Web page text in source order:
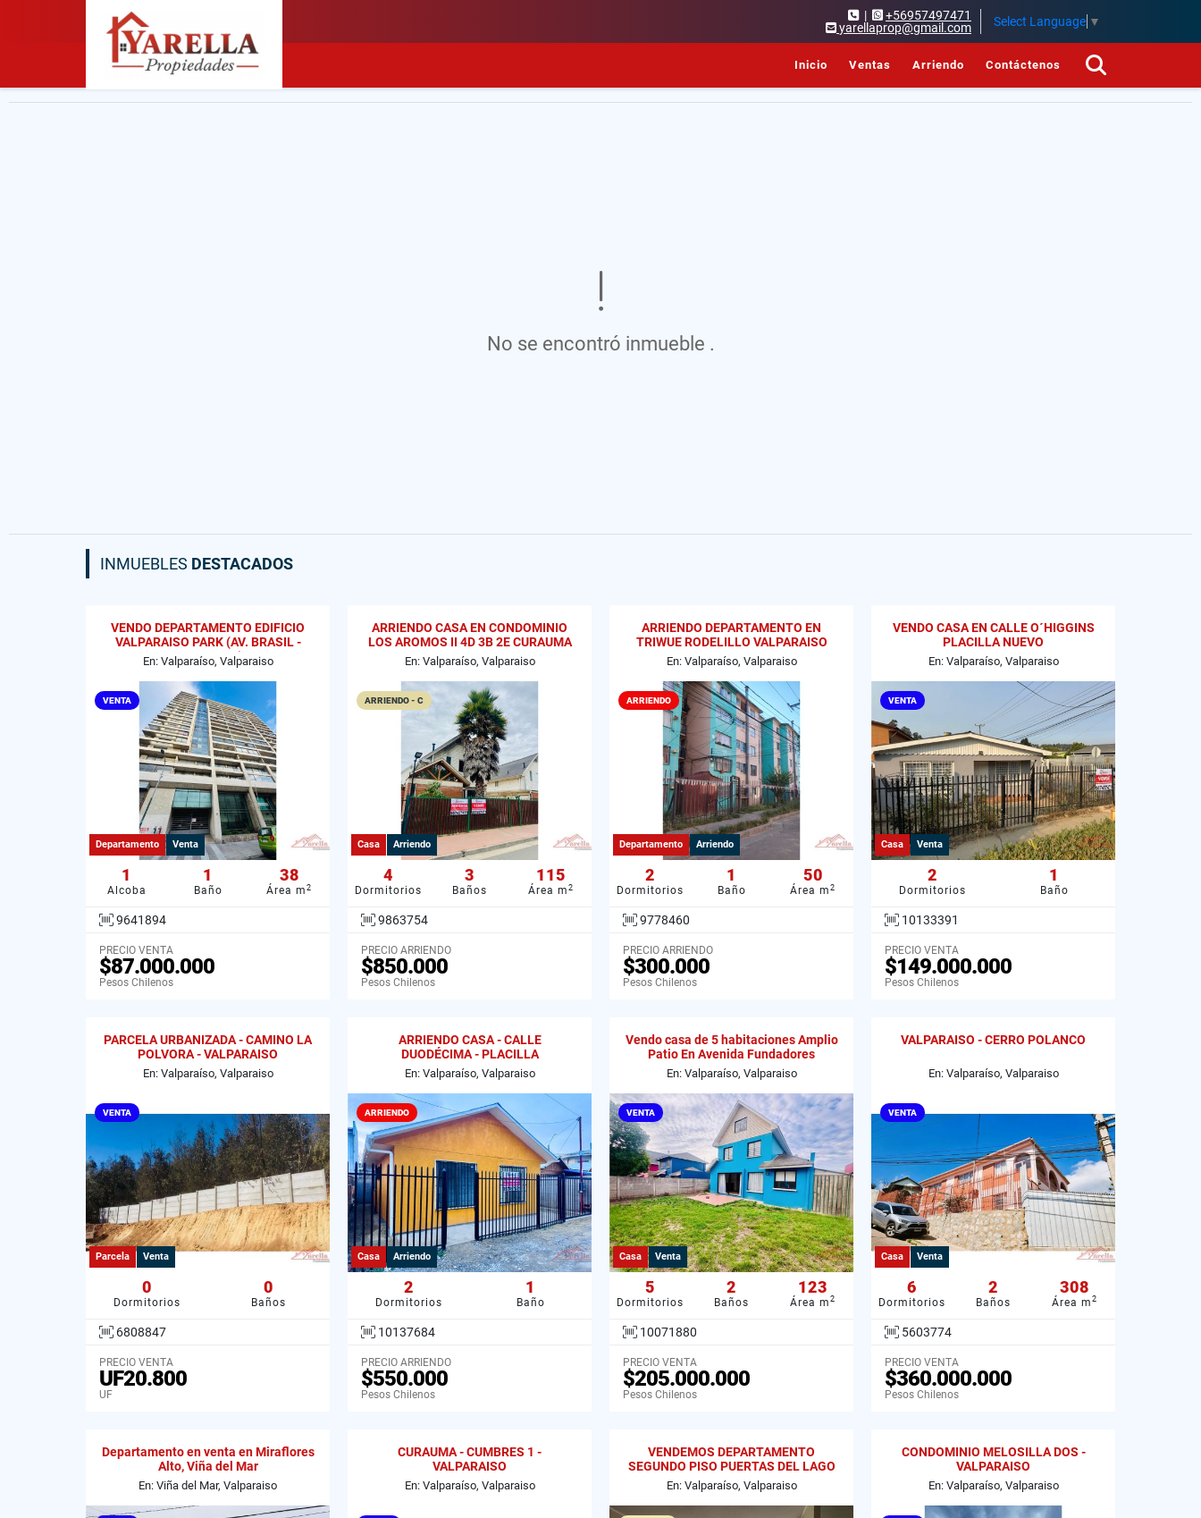
|
+56957497471
yarellaprop@gmail.com
Select Language ▼
Inicio Ventas Arriendo Contáctenos
No se encontró inmueble .
INMUEBLES DESTACADOS
VENDO DEPARTAMENTO EDIFICIO
VALPARAISO PARK (AV. BRASIL -
GRAL CRUZ)
En: Valparaíso, Valparaiso
VENTA
Departamento Venta
1
Alcoba
1
Baño
38
Área m 2
9641894
PRECIO VENTA
$87.000.000
Pesos Chilenos
ARRIENDO CASA EN CONDOMINIO
LOS AROMOS II 4D 3B 2E CURAUMA
VALPARAISO
En: Valparaíso, Valparaiso
ARRIENDO - C
Casa Arriendo
4
Dormitorios
3
Baños
115
Área m 2
9863754
PRECIO ARRIENDO
$850.000
Pesos Chilenos
ARRIENDO DEPARTAMENTO EN
TRIWUE RODELILLO VALPARAISO
En: Valparaíso, Valparaiso
ARRIENDO
Departamento Arriendo
2
Dormitorios
1
Baño
50
Área m 2
9778460
PRECIO ARRIENDO
$300.000
Pesos Chilenos
VENDO CASA EN CALLE O´HIGGINS
PLACILLA NUEVO
En: Valparaíso, Valparaiso
VENTA
Casa Venta
2
Dormitorios
1
Baño
10133391
PRECIO VENTA
$149.000.000
Pesos Chilenos
PARCELA URBANIZADA - CAMINO LA
POLVORA - VALPARAISO
En: Valparaíso, Valparaiso
VENTA
Parcela Venta
0
Dormitorios
0
Baños
6808847
PRECIO VENTA
UF20.800
UF
ARRIENDO CASA - CALLE
DUODÉCIMA - PLACILLA
En: Valparaíso, Valparaiso
ARRIENDO
Casa Arriendo
2
Dormitorios
1
Baño
10137684
PRECIO ARRIENDO
$550.000
Pesos Chilenos
Vendo casa de 5 habitaciones Amplio
Patio En Avenida Fundadores
En: Valparaíso, Valparaiso
VENTA
Casa Venta
5
Dormitorios
2
Baños
123
Área m 2
10071880
PRECIO VENTA
$205.000.000
Pesos Chilenos
VALPARAISO - CERRO POLANCO
En: Valparaíso, Valparaiso
VENTA
Casa Venta
6
Dormitorios
2
Baños
308
Área m 2
5603774
PRECIO VENTA
$360.000.000
Pesos Chilenos
Departamento en venta en Miraflores
Alto, Viña del Mar
En: Viña del Mar, Valparaiso
CURAUMA - CUMBRES 1 -
VALPARAISO
En: Valparaíso, Valparaiso
VENDEMOS DEPARTAMENTO
SEGUNDO PISO PUERTAS DEL LAGO
CURAUMA
En: Valparaíso, Valparaiso
CONDOMINIO MELOSILLA DOS -
VALPARAISO
En: Valparaíso, Valparaiso